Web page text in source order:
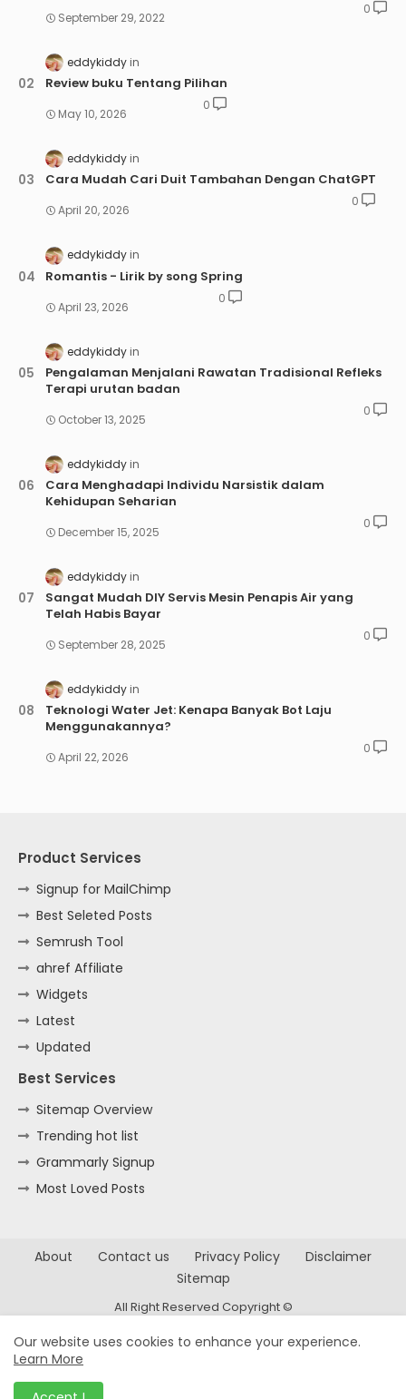
September 29, 2022
0
eddykiddy
Review buku Tentang Pilihan
May 10, 2026
0
eddykiddy
Cara Mudah Cari Duit Tambahan Dengan ChatGPT
April 20, 2026
0
eddykiddy
Romantis - Lirik by song Spring
April 23, 2026
0
eddykiddy
Pengalaman Menjalani Rawatan Tradisional Refleks
Terapi urutan badan
October 13, 2025
0
eddykiddy
Cara Menghadapi Individu Narsistik dalam
Kehidupan Seharian
December 15, 2025
0
eddykiddy
Sangat Mudah DIY Servis Mesin Penapis Air yang
Telah Habis Bayar
September 28, 2025
0
eddykiddy
Teknologi Water Jet: Kenapa Banyak Bot Laju
Menggunakannya?
April 22, 2026
0
Product Services
Signup for MailChimp
Best Seleted Posts
Semrush Tool
ahref Affiliate
Widgets
Latest
Updated
Best Services
Sitemap Overview
Trending hot list
Grammarly Signup
Most Loved Posts
About Contact us Privacy Policy
Disclaimer
Sitemap
All Right Reserved Copyright ©
Our website uses cookies to enhance your experience.
Learn More